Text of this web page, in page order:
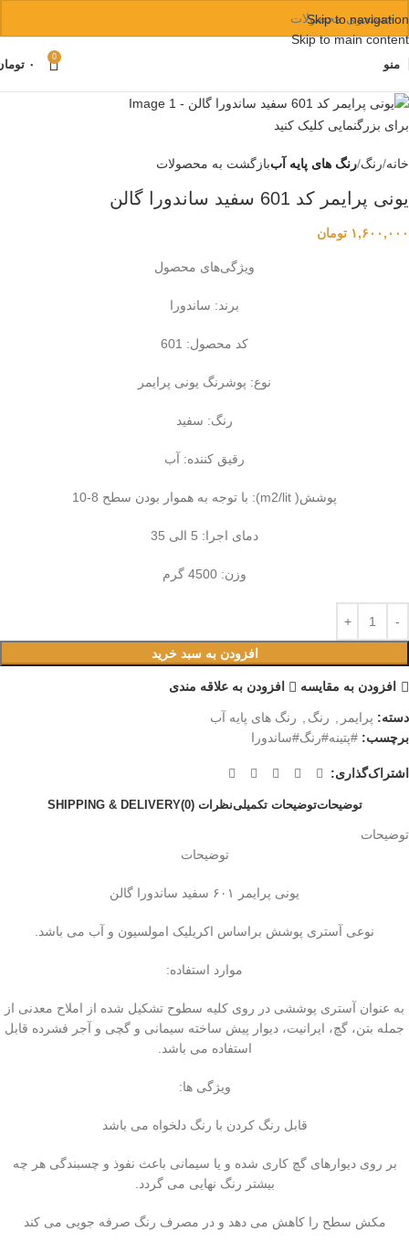
Skip to navigation
Skip to main content
منو
0
۰
برای بزرگنمایی کلیک کنید
خانه رنگ رنگ‌ های پایه آببازگشت به محصولات
یونی پرایمر کد 601 سفید ساندورا گالن
۱,۶۰۰,۰۰۰ تومان
ویژگی‌های محصول
برند: ساندورا
کد محصول: 601
نوع: پوشرنگ یونی پرایمر
رنگ: سفید
رقیق کننده: آب
پوشش( m2/lit): با توجه به هموار بودن سطح 8-10
دمای اجرا: 5 الی 35
وزن: 4500 گرم
افزودن به سبد خرید
افزودن به مقایسه افزودن به علاقه مندی
دسته: پرایمر رنگ
رنگ‌ های پایه آب
برچسب: #پتینه#رنگ#ساندورا
اشتراک‌گذاری:
توضیحاتتوضیحات تکمیلینظرات (0) SHIPPING & DELIVERY
توضیحات
توضیحات
یونی پرایمر ۶۰۱ سفید ساندورا گالن
نوعی آستری پوشش براساس اکریلیک امولسیون و آب می باشد.
موارد استفاده:
به عنوان آستری پوششی در روی کلیه سطوح تشکیل شده از املاح معدنی از
جمله بتن، گچ، ایرانیت، دیوار پیش ساخته سیمانی و گچی و آجر فشرده قابل
استفاده می باشد.
ویژگی ها:
قابل رنگ کردن با رنگ دلخواه می باشد
بر روی دیوارهای گچ کاری شده و یا سیمانی باعث نفوذ و چسبندگی هر چه
بیشتر رنگ نهایی می گردد.
مکش سطح را کاهش می دهد و در مصرف رنگ صرفه جویی می کند